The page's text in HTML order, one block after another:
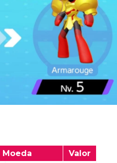
Moeda Valor